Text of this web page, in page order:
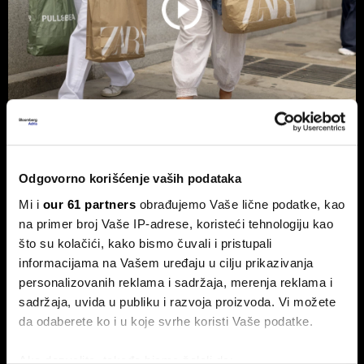
Odgovorno korišćenje vaših podataka
Mi i our 61 partners obrađujemo Vaše lične podatke, kao
na primer broj Vaše IP-adrese, koristeći tehnologiju kao
što su kolačići, kako bismo čuvali i pristupali
informacijama na Vašem uređaju u cilju prikazivanja
personalizovanih reklama i sadržaja, merenja reklama i
sadržaja, uvida u publiku i razvoja proizvoda. Vi možete
da odaberete ko i u koje svrhe koristi Vaše podatke.
Ako dozvolite, takođe bismo želeli da:
bi odeća uskoro mogla da bude
znatno skuplja?
Sukobi u Ormuskom moreuzu ne prete samo cenama
goriva. Pošto se oko 70 odsto svetskih tekstilnih vlakana
proizvodi od nafte, posledice krize mogle bi da stignu i do
naših ormara – od brze mode sa platformi Shein i Temu, do
luksuznih modnih brendova.